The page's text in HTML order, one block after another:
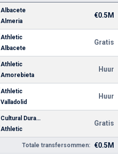
Albacete
Almeria
€0.5M
Athletic
Albacete
Gratis
Athletic
Amorebieta
Huur
Athletic
Valladolid
Huur
Cultural Durango
Athletic
Gratis
Totale transfersommen: €0.5M